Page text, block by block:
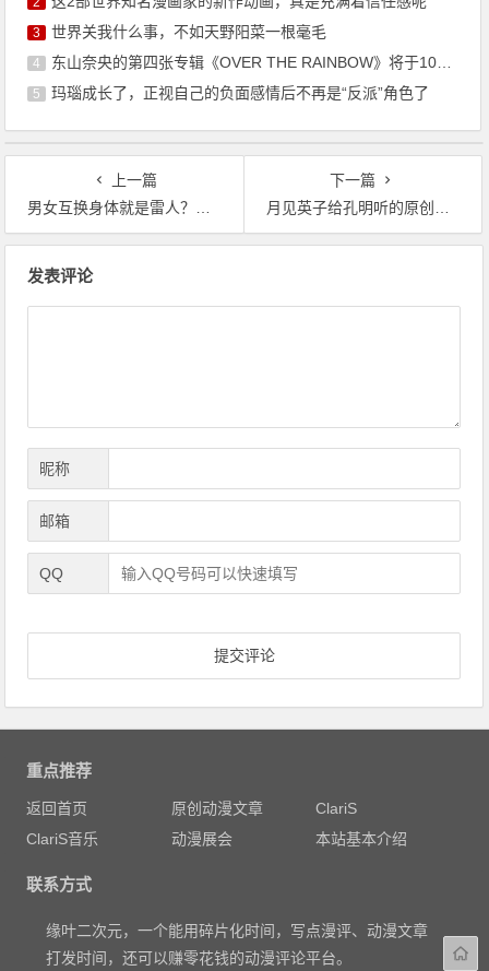
3 世界关我什么事，不如天野阳菜一根毫毛
4 东山奈央的第四张专辑《OVER THE RAINBOW》将于10月7日发售
5 玛瑙成长了，正视自己的负面感情后不再是“反派”角色了
上一篇
男女互换身体就是雷人？那他们如果上厕所的话，会不会尴尬？
下一篇
月见英子给孔明听的原创歌曲，正好对应PPT，真是神回
发表评论
昵称
邮箱
QQ
重点推荐
返回首页 原创动漫文章
ClariS
ClariS音乐
动漫展会 本站基本介绍
联系方式
缘叶二次元，一个能用碎片化时间，写点漫评、动漫文章
打发时间，还可以赚零花钱的动漫评论平台。